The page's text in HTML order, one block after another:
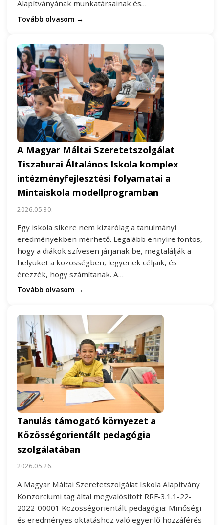
Alapítványának munkatársainak és…
Tovább olvasom →
A Magyar Máltai Szeretetszolgálat
Tiszaburai Általános Iskola komplex
intézményfejlesztési folyamatai a
Mintaiskola modellprogramban
2026.05.30.
Egy iskola sikere nem kizárólag a tanulmányi
eredményekben mérhető. Legalább ennyire fontos,
hogy a diákok szívesen járjanak be, megtalálják a
helyüket a közösségben, legyenek céljaik, és
érezzék, hogy számítanak. A…
Tovább olvasom →
Tanulás támogató környezet a
Közösségorientált pedagógia
szolgálatában
2026.05.26.
A Magyar Máltai Szeretetszolgálat Iskola Alapítvány
Konzorciumi tag által megvalósított RRF-3.1.1-22-
2022-00001 Közösségorientált pedagógia: Minőségi
és eredményes oktatáshoz való egyenlő hozzáférés